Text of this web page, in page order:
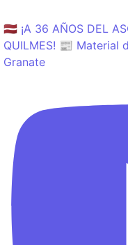
🇱🇻 ¡A 36 AÑOS DEL
QUILMES! 📰 Material
Granate